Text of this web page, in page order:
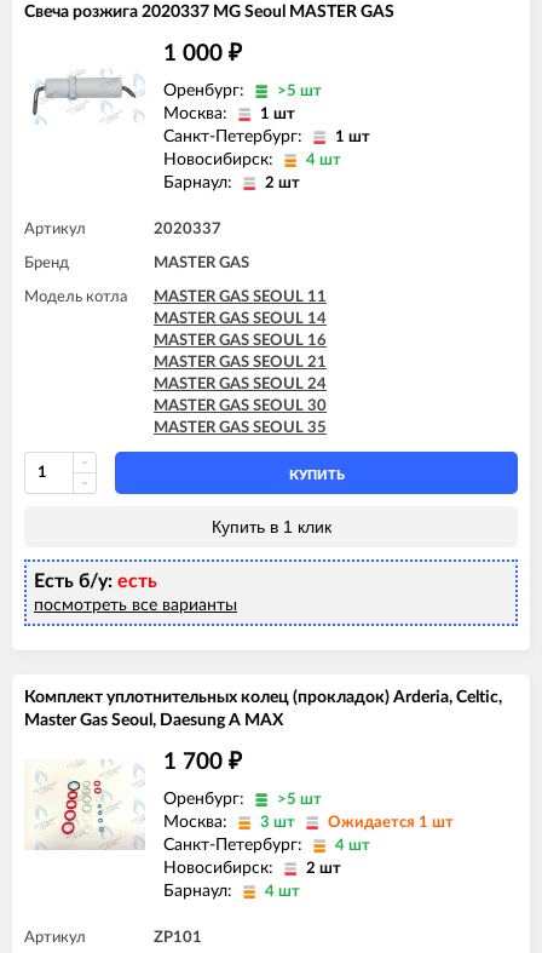
Свеча розжига 2020337 MG Seoul MASTER GAS
1 000 ₽
Оренбург: >5 шт
Москва: 1 шт
Санкт-Петербург: 1 шт
Новосибирск: 4 шт
Барнаул: 2 шт
Артикул 2020337
Бренд MASTER GAS
Модель котла
MASTER GAS SEOUL 11
MASTER GAS SEOUL 14
MASTER GAS SEOUL 16
MASTER GAS SEOUL 21
MASTER GAS SEOUL 24
MASTER GAS SEOUL 30
MASTER GAS SEOUL 35
КУПИТЬ
Купить в 1 клик
Есть б/у: есть
посмотреть все варианты
Комплект уплотнительных колец (прокладок) Arderia, Celtic,
Master Gas Seoul, Daesung A MAX
1 700 ₽
Оренбург: >5 шт
Москва: 3 шт Ожидается 1 шт
Санкт-Петербург: 4 шт
Новосибирск: 2 шт
Барнаул: 4 шт
Артикул ZP101